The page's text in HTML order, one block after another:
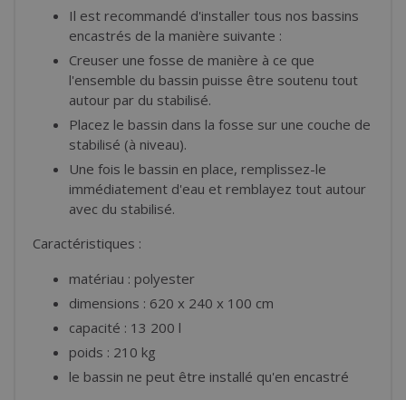
Il est recommandé d'installer tous nos bassins
encastrés de la manière suivante :
Creuser une fosse de manière à ce que
l'ensemble du bassin puisse être soutenu tout
autour par du stabilisé.
Placez le bassin dans la fosse sur une couche de
stabilisé (à niveau).
Une fois le bassin en place, remplissez-le
immédiatement d'eau et remblayez tout autour
avec du stabilisé.
Caractéristiques :
matériau : polyester
dimensions : 620 x 240 x 100 cm
capacité : 13 200 l
poids : 210 kg
le bassin ne peut être installé qu'en encastré